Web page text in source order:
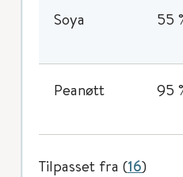
Soya 55
Peanøtt 95
Tilpasset fra (16)